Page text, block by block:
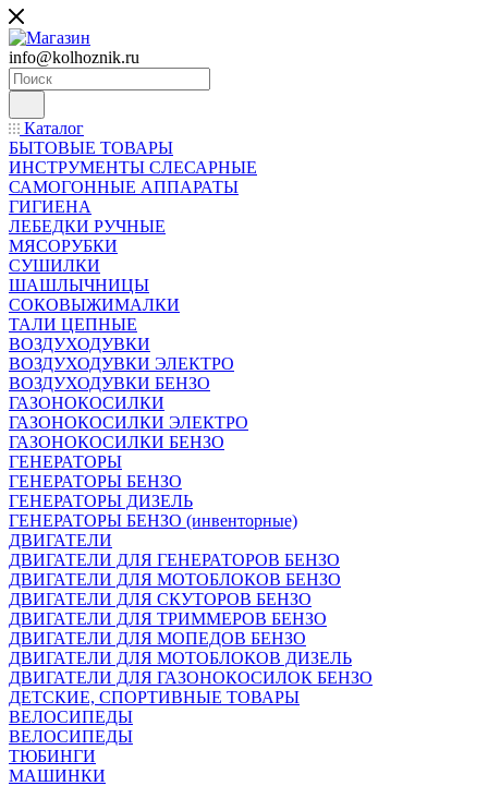
info@kolhoznik.ru
Каталог
БЫТОВЫЕ ТОВАРЫ
ИНСТРУМЕНТЫ СЛЕСАРНЫЕ
САМОГОННЫЕ АППАРАТЫ
ГИГИЕНА
ЛЕБЕДКИ РУЧНЫЕ
МЯСОРУБКИ
СУШИЛКИ
ШАШЛЫЧНИЦЫ
СОКОВЫЖИМАЛКИ
ТАЛИ ЦЕПНЫЕ
ВОЗДУХОДУВКИ
ВОЗДУХОДУВКИ ЭЛЕКТРО
ВОЗДУХОДУВКИ БЕНЗО
ГАЗОНОКОСИЛКИ
ГАЗОНОКОСИЛКИ ЭЛЕКТРО
ГАЗОНОКОСИЛКИ БЕНЗО
ГЕНЕРАТОРЫ
ГЕНЕРАТОРЫ БЕНЗО
ГЕНЕРАТОРЫ ДИЗЕЛЬ
ГЕНЕРАТОРЫ БЕНЗО (инвенторные)
ДВИГАТЕЛИ
ДВИГАТЕЛИ ДЛЯ ГЕНЕРАТОРОВ БЕНЗО
ДВИГАТЕЛИ ДЛЯ МОТОБЛОКОВ БЕНЗО
ДВИГАТЕЛИ ДЛЯ СКУТОРОВ БЕНЗО
ДВИГАТЕЛИ ДЛЯ ТРИММЕРОВ БЕНЗО
ДВИГАТЕЛИ ДЛЯ МОПЕДОВ БЕНЗО
ДВИГАТЕЛИ ДЛЯ МОТОБЛОКОВ ДИЗЕЛЬ
ДВИГАТЕЛИ ДЛЯ ГАЗОНОКОСИЛОК БЕНЗО
ДЕТСКИЕ, СПОРТИВНЫЕ ТОВАРЫ
ВЕЛОСИПЕДЫ
ВЕЛОСИПЕДЫ
ТЮБИНГИ
МАШИНКИ